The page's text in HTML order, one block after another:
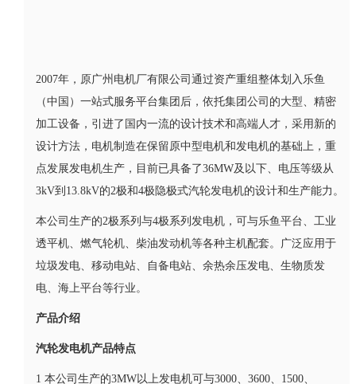
2007年，原广州电机厂有限公司通过资产重组整体划入乐鱼
（中国）一站式服务平台集团后，依托集团公司的大型、精密
加工设备，引进了国内一流的设计技术和高端人才，采用新的
设计方法，电机制造在保留原中型电机和发电机的基础上，重
点发展发电机生产，目前已具备了36MW及以下、电压等级从
3kV到13.8kV的2极和4极隐极式汽轮发电机的设计和生产能力。
本公司生产的2极系列与4极系列发电机，可与乐鱼平台、工业
透平机、燃气轮机、柴油发动机等各种主机配套。广泛应用于
垃圾发电、移动电站、自备电站、余热余压发电、生物质发
电、海上平台等行业。
产品介绍
汽轮发电机产品特点
1 本公司生产的3MW以上发电机可与3000、3600、1500、